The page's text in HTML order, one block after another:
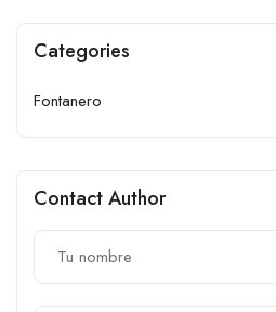
Categories
Fontanero
Contact Author